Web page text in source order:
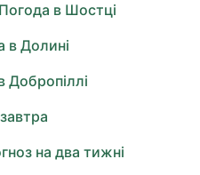
Погода в Шостці
в Долині
Добропіллі
на два тижні